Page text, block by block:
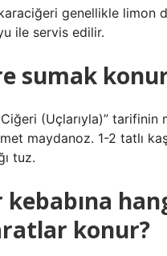
genellikle limon
ile servis edilir.
sumak
(Uçlarıyla)” tarifinin
maydanoz. 1-2 tatlı
tuz.
kebabına
konur?